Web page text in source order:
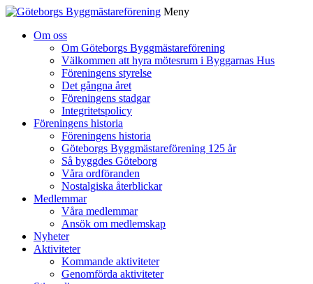
Meny
Om oss
Om Göteborgs Byggmästareförening
Välkommen att hyra mötesrum i Byggarnas Hus
Föreningens styrelse
Det gångna året
Föreningens stadgar
Integritetspolicy
Föreningens historia
Föreningens historia
Göteborgs Byggmästareförening 125 år
Så byggdes Göteborg
Våra ordföranden
Nostalgiska återblickar
Medlemmar
Våra medlemmar
Ansök om medlemskap
Nyheter
Aktiviteter
Kommande aktiviteter
Genomförda aktiviteter